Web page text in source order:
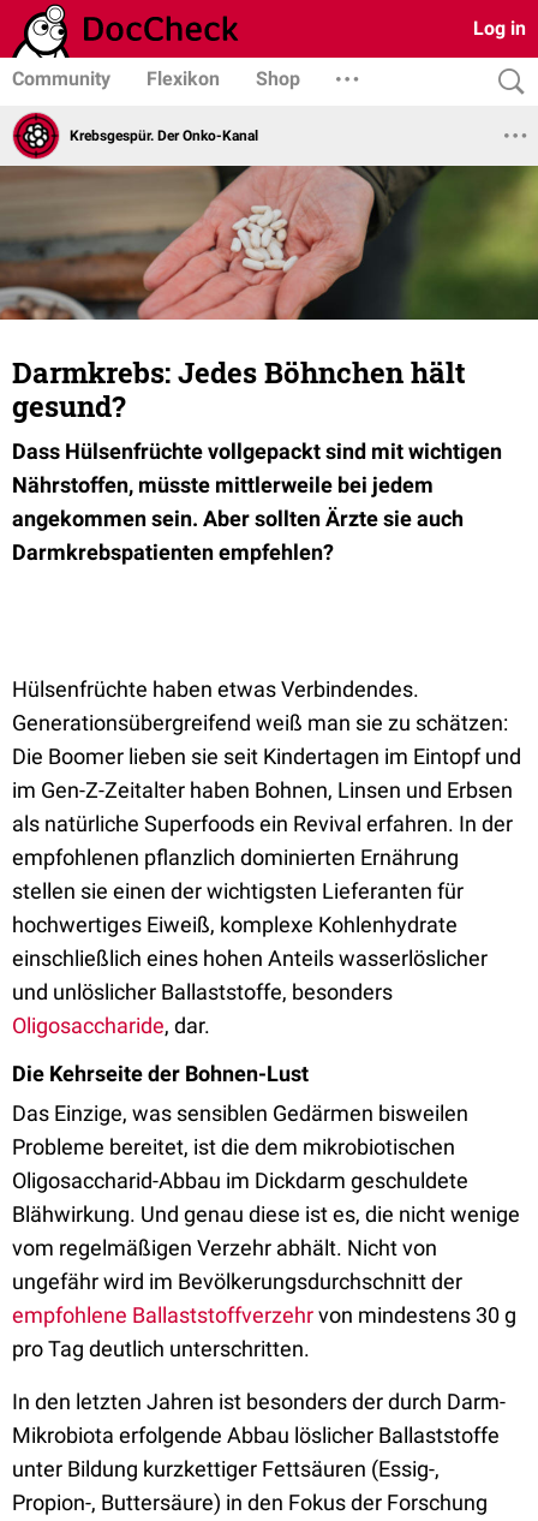
Log in
Community Flexikon Shop
Krebsgespür. Der Onko-Kanal
Darmkrebs: Jedes Böhnchen hält
gesund?
Dass Hülsenfrüchte vollgepackt sind mit wichtigen
Nährstoffen, müsste mittlerweile bei jedem
angekommen sein. Aber sollten Ärzte sie auch
Darmkrebspatienten empfehlen?
Hülsenfrüchte haben etwas Verbindendes.
Generationsübergreifend weiß man sie zu schätzen:
Die Boomer lieben sie seit Kindertagen im Eintopf und
im Gen-Z-Zeitalter haben Bohnen, Linsen und Erbsen
als natürliche Superfoods ein Revival erfahren. In der
empfohlenen pflanzlich dominierten Ernährung
stellen sie einen der wichtigsten Lieferanten für
hochwertiges Eiweiß, komplexe Kohlenhydrate
einschließlich eines hohen Anteils wasserlöslicher
und unlöslicher Ballaststoffe, besonders
Oligosaccharide, dar.
Die Kehrseite der Bohnen-Lust
Das Einzige, was sensiblen Gedärmen bisweilen
Probleme bereitet, ist die dem mikrobiotischen
Oligosaccharid-Abbau im Dickdarm geschuldete
Blähwirkung. Und genau diese ist es, die nicht wenige
vom regelmäßigen Verzehr abhält. Nicht von
ungefähr wird im Bevölkerungsdurchschnitt der
empfohlene Ballaststoffverzehrvon mindestens 30 g
pro Tag deutlich unterschritten.
In den letzten Jahren ist besonders der durch Darm-
Mikrobiota erfolgende Abbau löslicher Ballaststoffe
unter Bildung kurzkettiger Fettsäuren (Essig-,
Propion-, Buttersäure) in den Fokus der Forschung